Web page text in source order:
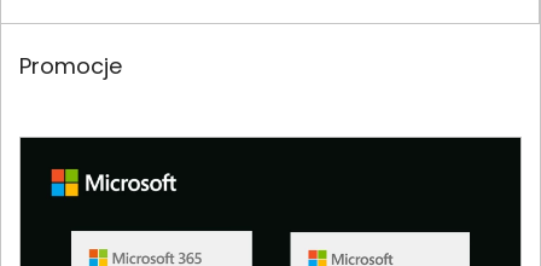
Promocje